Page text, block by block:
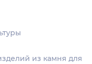
из камня для